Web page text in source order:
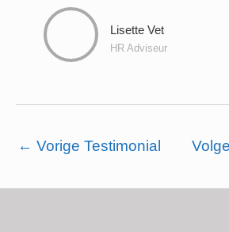
Lisette Vet
HR Adviseur
← Vorige Testimonial